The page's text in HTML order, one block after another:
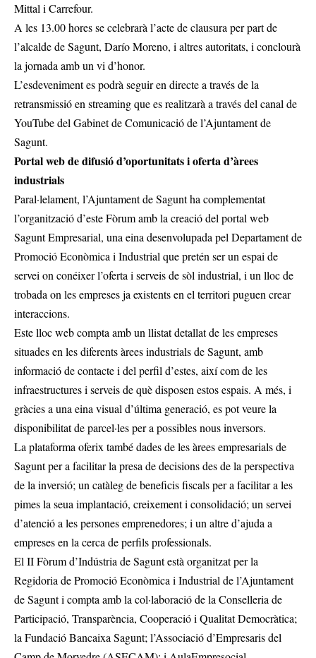
Mittal i Carrefour.
A les 13.00 hores se celebrarà l’acte de clausura per part de
l’alcalde de Sagunt, Darío Moreno, i altres autoritats, i conclourà
la jornada amb un vi d’honor.
L’esdeveniment es podrà seguir en directe a través de la
retransmissió en streaming que es realitzarà a través del canal de
YouTube del Gabinet de Comunicació de l’Ajuntament de
Sagunt.
Portal web de difusió d’oportunitats i oferta d’àrees
industrials
Paral·lelament, l’Ajuntament de Sagunt ha complementat
l’organització d’este Fòrum amb la creació del portal web
Sagunt Empresarial, una eina desenvolupada pel Departament de
Promoció Econòmica i Industrial que pretén ser un espai de
servei on conéixer l’oferta i serveis de sòl industrial, i un lloc de
trobada on les empreses ja existents en el territori puguen crear
interaccions.
Este lloc web compta amb un llistat detallat de les empreses
situades en les diferents àrees industrials de Sagunt, amb
informació de contacte i del perfil d’estes, així com de les
infraestructures i serveis de què disposen estos espais. A més, i
gràcies a una eina visual d’última generació, es pot veure la
disponibilitat de parcel·les per a possibles nous inversors.
La plataforma oferix també dades de les àrees empresarials de
Sagunt per a facilitar la presa de decisions des de la perspectiva
de la inversió; un catàleg de beneficis fiscals per a facilitar a les
pimes la seua implantació, creixement i consolidació; un servei
d’atenció a les persones emprenedores; i un altre d’ajuda a
empreses en la cerca de perfils professionals.
El II Fòrum d’Indústria de Sagunt està organitzat per la
Regidoria de Promoció Econòmica i Industrial de l’Ajuntament
de Sagunt i compta amb la col·laboració de la Conselleria de
Participació, Transparència, Cooperació i Qualitat Democràtica;
la Fundació Bancaixa Sagunt; l’Associació d’Empresaris del